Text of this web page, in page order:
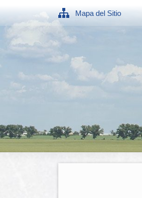
Mapa del Sitio